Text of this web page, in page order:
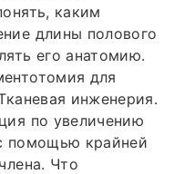
каким
длины полового
его анатомию.
для
инженерия.
по увеличению
помощью крайней
Что